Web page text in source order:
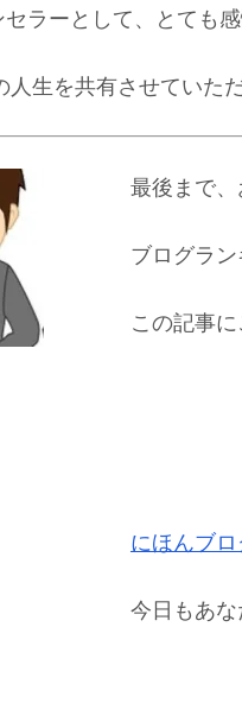
ラーとして、とても
人生を共有させていた
最後まで、
ブログラン
この記事
にほんブ
今日もあな